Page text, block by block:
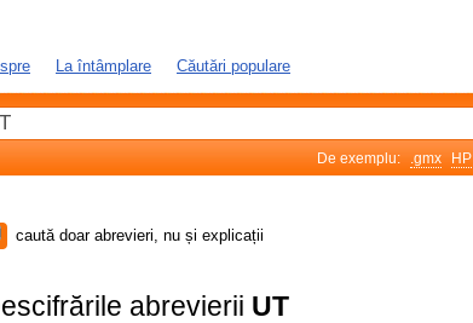
La întâmplare Căutări populare
De exemplu: .gmx HP
caută doar abrevieri, nu și explicații
abrevierii UT